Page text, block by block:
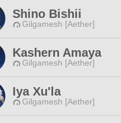
Shino Bishii
Gilgamesh [Aether]
Kashern Amaya
Gilgamesh [Aether]
Iya Xu'la
Gilgamesh [Aether]